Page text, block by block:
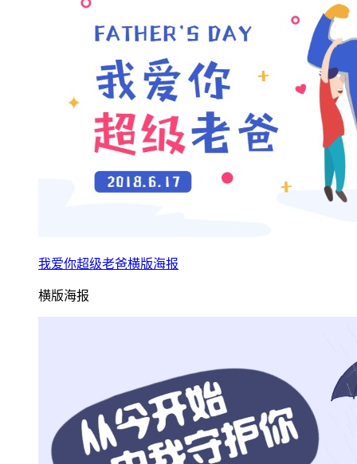
我爱你超级老爸横版海报
横版海报